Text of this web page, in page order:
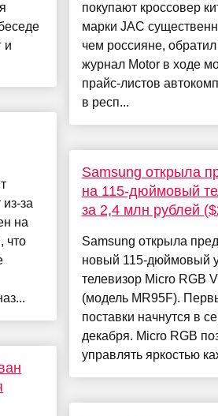
и
за
на
что
покупают кроссовер
марки JAC
чем россияне,
журнал Motor в ходе
прайс-листов
в респ...
Samsung открыла
на 115-дюймовый
за 2,4 млн рублей
Samsung открыла
новый 115-дюймовый
телевизор Micro RGB
(модель MR95F).
поставки начнутся в
декабря. Micro RGB
управлять яркостью